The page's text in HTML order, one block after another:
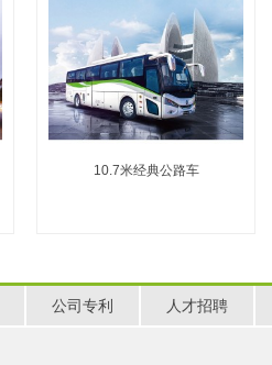
10.7米经典公路车
公司专利 人才招聘